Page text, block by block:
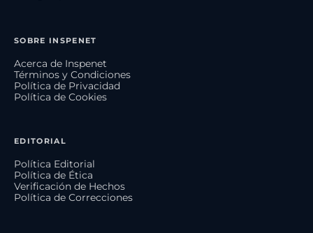
SOBRE INSPENET
Acerca de Inspenet
Términos y Condiciones
Política de Privacidad
Política de Cookies
EDITORIAL
Política Editorial
Política de Ética
Verificación de Hechos
Política de Correcciones